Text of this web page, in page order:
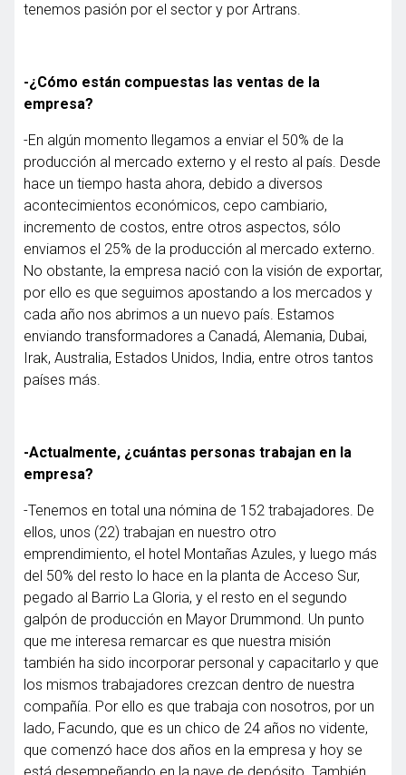
tenemos pasión por el sector y por Artrans.
-¿Cómo están compuestas las ventas de la
empresa?
-En algún momento llegamos a enviar el 50% de la
producción al mercado externo y el resto al país. Desde
hace un tiempo hasta ahora, debido a diversos
acontecimientos económicos, cepo cambiario,
incremento de costos, entre otros aspectos, sólo
enviamos el 25% de la producción al mercado externo.
No obstante, la empresa nació con la visión de exportar,
por ello es que seguimos apostando a los mercados y
cada año nos abrimos a un nuevo país. Estamos
enviando transformadores a Canadá, Alemania, Dubai,
Irak, Australia, Estados Unidos, India, entre otros tantos
países más.
-Actualmente, ¿cuántas personas trabajan en la
empresa?
-Tenemos en total una nómina de 152 trabajadores. De
ellos, unos (22) trabajan en nuestro otro
emprendimiento, el hotel Montañas Azules, y luego más
del 50% del resto lo hace en la planta de Acceso Sur,
pegado al Barrio La Gloria, y el resto en el segundo
galpón de producción en Mayor Drummond. Un punto
que me interesa remarcar es que nuestra misión
también ha sido incorporar personal y capacitarlo y que
los mismos trabajadores crezcan dentro de nuestra
compañía. Por ello es que trabaja con nosotros, por un
lado, Facundo, que es un chico de 24 años no vidente,
que comenzó hace dos años en la empresa y hoy se